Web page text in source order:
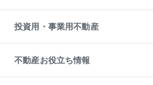
English 繁体中文簡体中文
不動産売却の流れ
不動産買換えの流れ
売却ガイド
借りるガイド
マンション賃料データ
賃貸管理プラン
リロケーションについて
貸すガイド
投資用・事業用不動産
事業用不動産
マンション投資
投資用マンション
不動産お役立ち情報